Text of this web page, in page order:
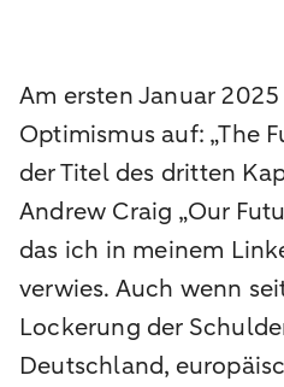
Am ersten Januar
Optimismus auf: „The
der Titel des dritten
Andrew Craig „Our
das ich in meinem
verwies. Auch wenn
Lockerung der
Deutschland,